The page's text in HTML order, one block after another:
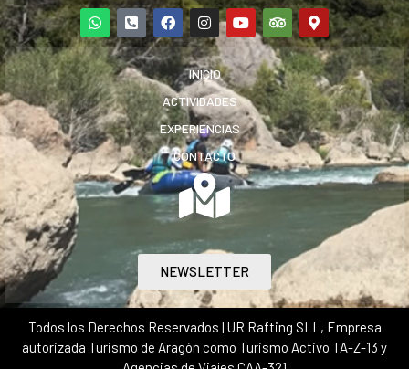
INICIO
ACTIVIDADES
EXPERIENCIAS
CONTACTO
NEWSLETTER
Todos los Derechos Reservados | UR Rafting SLL, Empresa
autorizada Turismo de Aragón como Turismo Activo TA-Z-13 y